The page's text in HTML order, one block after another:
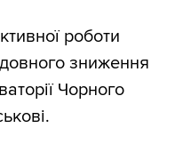
роботи
зниження
Чорного